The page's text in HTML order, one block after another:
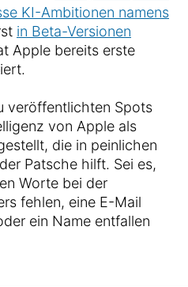
KI-Ambitionen namens
in Beta-Versionen
Apple bereits erste
veröffentlichten Spots
von Apple als
die in peinlichen
Patsche hilft. Sei es,
Worte bei der
fehlen, eine E-Mail
ein Name entfallen